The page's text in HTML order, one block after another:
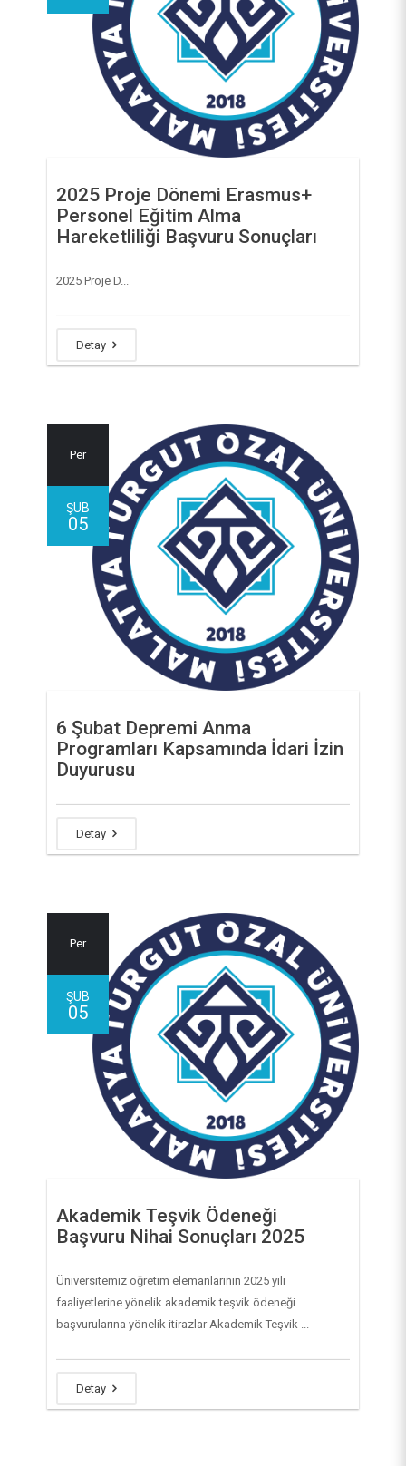
2025 Proje Dönemi Erasmus+
Personel Eğitim Alma
Hareketliliği Başvuru Sonuçları
2025 Proje D...
Detay
Per
ŞUB
05
6 Şubat Depremi Anma
Programları Kapsamında İdari İzin
Duyurusu
Detay
Per
ŞUB
05
Akademik Teşvik Ödeneği
Başvuru Nihai Sonuçları 2025
Üniversitemiz öğretim elemanlarının 2025 yılı
faaliyetlerine yönelik akademik teşvik ödeneği
başvurularına yönelik itirazlar Akademik Teşvik ...
Detay